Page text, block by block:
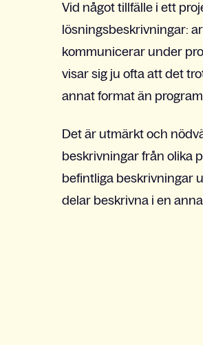
Vid något tillfälle i ett
lösningsbeskrivningar:
kommunicerar under
visar sig ju ofta att det
annat format än
Det är utmärkt och
beskrivningar från olika
befintliga beskrivningar
delar beskrivna i en